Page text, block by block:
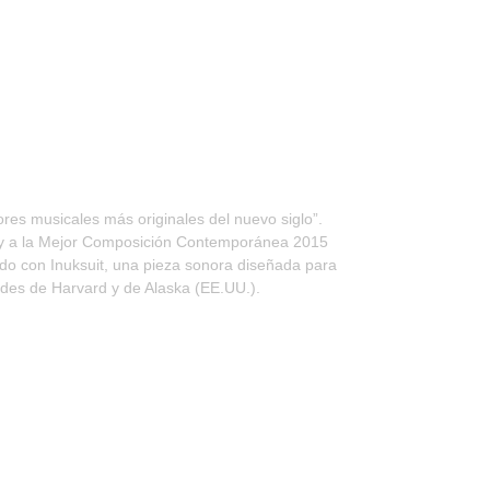
musicales más originales del nuevo siglo”.
la Mejor Composición Contemporánea 2015
con Inuksuit, una pieza sonora diseñada para
de Harvard y de Alaska (EE.UU.).